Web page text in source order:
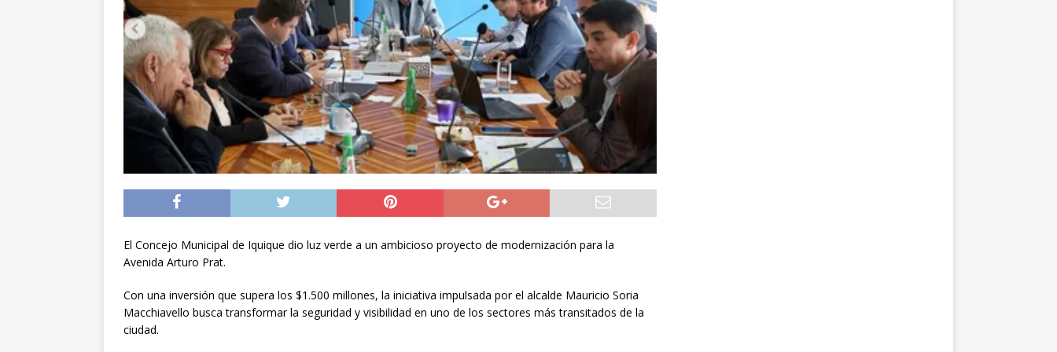
[ 05/08/2026 ]
Diputado Álvaro Jofre alerta por el futuro del Casino Municipal de
Iquique
DEPORTES
[ 05/08/2026 ] Concejo Municipal aprueba proyecto para mejorar el alumbrado
público del sector El Boro
ALTO HOSPICIO
[ 06/08/2026 ] El papa León XIV viajará a Uruguay, Argentina y Perú del 6 al 17 de
noviembre
INTERNACIONAL
El Concejo Municipal de Iquique dio luz verde a un ambicioso proyecto de modernización para la
Avenida Arturo Prat.
Con una inversión que supera los $1.500 millones, la iniciativa impulsada por el alcalde Mauricio Soria
Macchiavello busca transformar la seguridad y visibilidad en uno de los sectores más transitados de la
ciudad.